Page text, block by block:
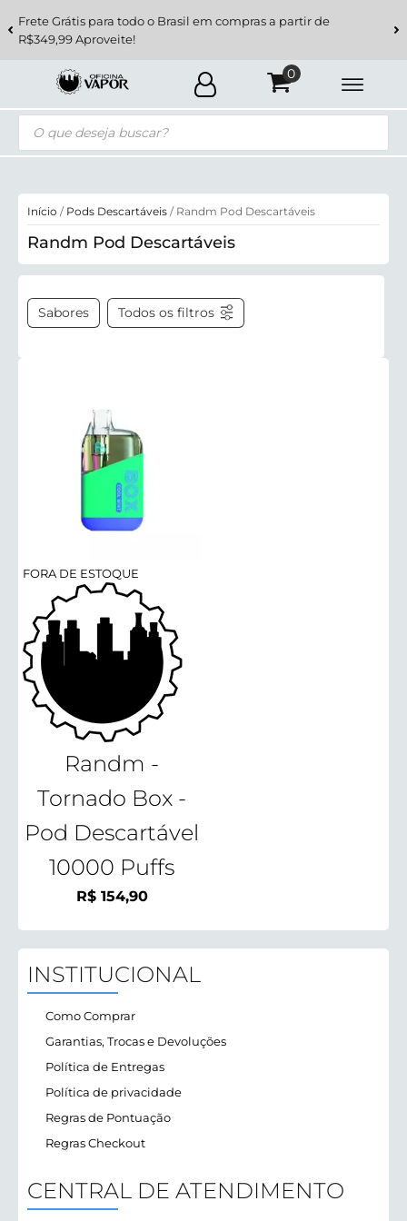
Frete Grátis para todo o Brasil em compras a partir de
R$349,99 Aproveite!
Pesquisar
produtos
Início / Pods Descartáveis / Randm Pod Descartáveis
Randm Pod Descartáveis
Sabores Todos os filtros
FORA DE ESTOQUE
Randm -
Tornado Box -
Pod Descartável
10000 Puffs
R$154,90
INSTITUCIONAL
Como Comprar
Garantias, Trocas e Devoluções
Política de Entregas
Política de privacidade
Regras de Pontuação
Regras Checkout
CENTRAL DE ATENDIMENTO